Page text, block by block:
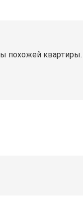
похожей квартиры.